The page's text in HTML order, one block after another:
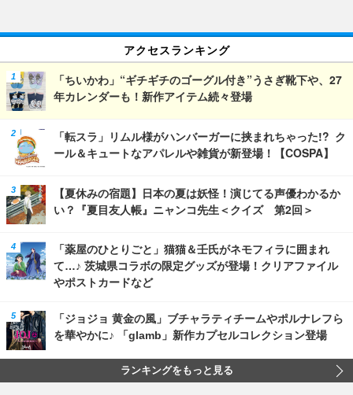
アクセスランキング
「ちいかわ」“ギチギチのゴーグル付き”うさぎ靴下や、27
年カレンダーも！新作アイテム続々登場
「転スラ」リムル様がハンバーガーに挟まれちゃった!? ク
ール＆キュートなアパレルや雑貨が新登場！【COSPA】
【夏休みの宿題】日本の夏は妖怪！演じてる声優わかるか
い？『夏目友人帳』ニャンコ先生＜クイズ 第2回＞
「薬屋のひとりごと」猫猫＆壬氏がネモフィラに囲まれ
て…♪ 茨城県コラボの限定グッズが登場！クリアファイル
やポストカードなど
「ジョジョ 黄金の風」ブチャラティチームやポルナレフら
を華やかに♪ 「glamb」新作カプセルコレクション登場
ランキングをもっと見る